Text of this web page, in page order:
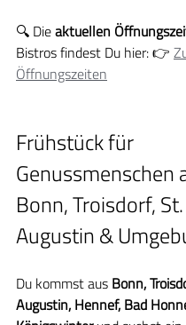
🔍 Die aktuellen
Bistros findest Du hier: 👉
Öffnungszeiten
Frühstück für
Genussmenschen
Bonn, Troisdorf, St.
Augustin &
Du kommst aus Bonn,
Augustin, Hennef, Bad